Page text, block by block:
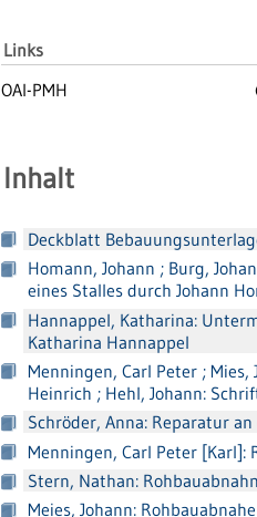
Links
OAI-PMH
Inhalt
Deckblatt
Homann, Johann ; Burg,
eines Stalles durch Johann
Hannappel, Katharina:
Katharina Hannappel
Menningen, Carl Peter ; Mies,
Heinrich ; Hehl, Johann:
Schröder, Anna: Reparatur
Menningen, Carl Peter [Karl]:
Stern, Nathan:
Meies, Johann: